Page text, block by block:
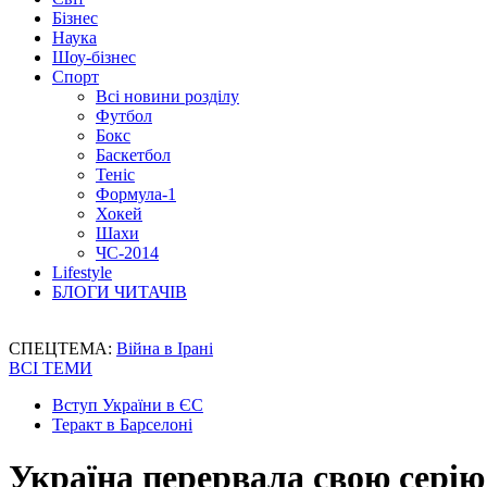
Бізнес
Наука
Шоу-бізнес
Спорт
Всі новини розділу
Футбол
Бокс
Баскетбол
Теніс
Формула-1
Хокей
Шахи
ЧС-2014
Lifestyle
БЛОГИ ЧИТАЧІВ
СПЕЦТЕМА: Війна в Ірані
ВСІ ТЕМИ
Вступ України в ЄС
Теракт в Барселоні
Україна перервала свою